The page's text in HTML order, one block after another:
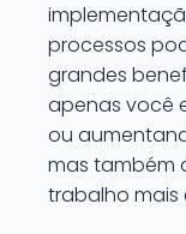
processos
grandes
apenas você
ou
mas também
trabalho mais